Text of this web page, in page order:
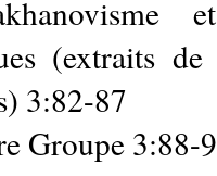
(extraits
3:82-87
Groupe 3:88-